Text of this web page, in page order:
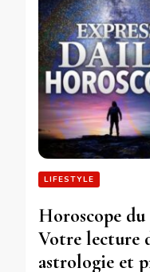
LIFESTYLE
Horoscope
Votre lecture
astrologie et